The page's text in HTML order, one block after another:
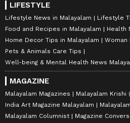
LIFESTYLE
Lifestyle News in Malayalam
Lifestyle
Food and Recipes in Malayalam
Health
Home Decor Tips in Malayalam
Woman
Pets & Animals Care Tips
Well-being & Mental Health News
MAGAZINE
Malayalam Magazines
Malayalam Krishi
India Art Magazine Malayalam
Malayalam Columnist
Magazine